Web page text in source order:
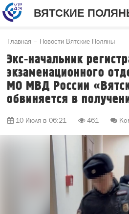
ВЯТСКИЕ
Главная Новости Вятские Поляны
Экс-начальник
экзаменационного
МО МВД России
обвиняется в
10 Июля в 06:21 461